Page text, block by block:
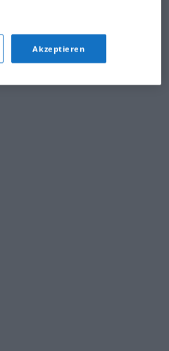
Akzeptieren